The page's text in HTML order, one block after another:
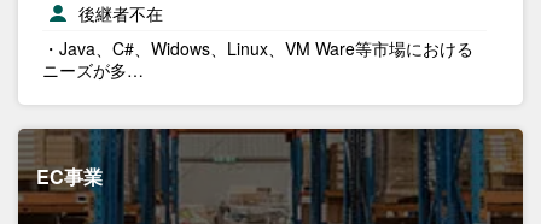
後継者不在
・Java、C#、Widows、Linux、VM Ware等市場における
ニーズが多…
EC事業